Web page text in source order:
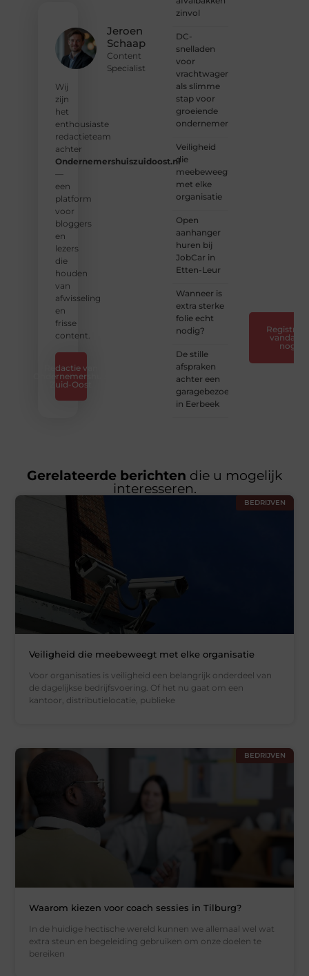
Jeroen
Schaap
Content
Specialist
Wij
zijn
het
enthousiaste
redactieteam
achter
Ondernemershuiszuidoost.nl
—
een
platform
voor
bloggers
en
lezers
die
houden
van
afwisseling
en
frisse
content.
Redactie van
Ondernemershuis
Zuid-Oost
zinvol
DC-
snelladen
voor
vrachtwagens
als slimme
stap voor
groeiende
ondernemers
Veiligheid
die
meebeweegt
met elke
organisatie
Open
aanhanger
huren bij
JobCar in
Etten-Leur
Wanneer is
extra sterke
folie echt
nodig?
De stille
afspraken
achter een
garagebezoek
in Eerbeek
Registreer
vandaag
nog
Gerelateerde berichten die u mogelijk
interesseren.
BEDRIJVEN
Veiligheid die meebeweegt met elke organisatie
Voor organisaties is veiligheid een belangrijk onderdeel van
de dagelijkse bedrijfsvoering. Of het nu gaat om een
kantoor, distributielocatie, publieke
BEDRIJVEN
Waarom kiezen voor coach sessies in Tilburg?
In de huidige hectische wereld kunnen we allemaal wel wat
extra steun en begeleiding gebruiken om onze doelen te
bereiken